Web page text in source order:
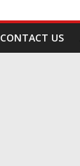
CONTACT US